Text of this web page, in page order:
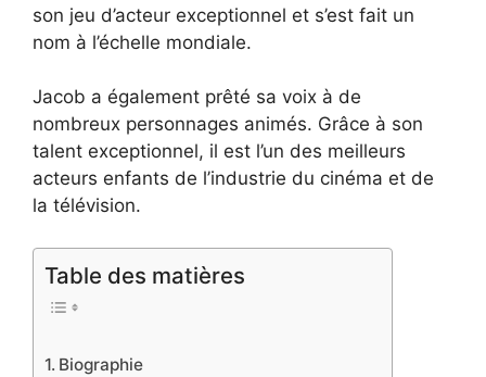
son jeu d’acteur exceptionnel et s’est fait un
nom à l’échelle mondiale.
Jacob a également prêté sa voix à de
nombreux personnages animés. Grâce à son
talent exceptionnel, il est l’un des meilleurs
acteurs enfants de l’industrie du cinéma et de
la télévision.
Table des matières
Biographie